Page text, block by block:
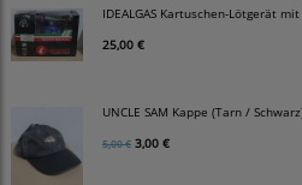
IDEALGAS Kartuschen-Lötgerät
25,00 €
UNCLE SAM Kappe (Tarn /
5,00 € 3,00 €